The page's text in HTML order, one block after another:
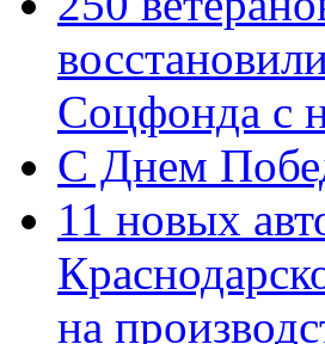
Соцфонда с
С Днем
11 новых
на